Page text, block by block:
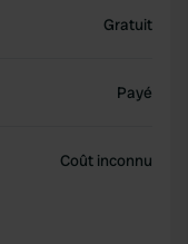
Gratuit
Payé
Coût inconnu